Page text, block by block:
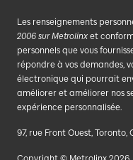
Les renseignements
2006 sur Metrolinx et
personnels que vous
répondre à vos demandes,
électronique qui pourrait
améliorer et améliorer nos
expérience personnalisée.
97, rue Front Ouest, Toronto,